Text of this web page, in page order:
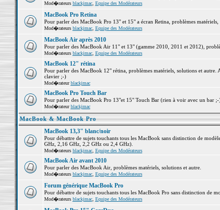
Mod�rateurs blackjmac, Equipe des Modérateurs
MacBook Pro Retina
Pour parler des MacBook Pro 13" et 15" a écran Retina, problèmes matériels,
Mod�rateurs blackjmac, Equipe des Modérateurs
MacBook Air après 2010
Pour parler des MacBook Air 11" et 13" (gamme 2010, 2011 et 2012),
Mod�rateurs blackjmac, Equipe des Modérateurs
MacBook 12" rétina
Pour parler des MacBook 12" rétina, problèmes matériels, solutions et
clavier ;-)
Mod�rateurblackjmac
MacBook Pro Touch Bar
Pour parler des MacBook Pro 13"et 15" Touch Bar (rien à voir avec un bar
Mod�rateurblackjmac
MacBook & MacBook Pro
MacBook 13,3" blanc/noir
Pour débattre de sujets touchants tous les MacBook sans distinction de
GHz, 2,16 GHz, 2,2 GHz ou 2,4 GHz).
Mod�rateurs blackjmac, Equipe des Modérateurs
MacBook Air avant 2010
Pour parler des MacBook Air, problèmes matériels, solutions et autre.
Mod�rateurs blackjmac, Equipe des Modérateurs
Forum générique MacBook Pro
Pour débattre de sujets touchants tous les MacBook Pro sans distinction de
Mod�rateurs blackjmac, Equipe des Modérateurs